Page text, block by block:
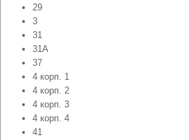
29
3
31
31А
37
4 корп. 1
4 корп. 2
4 корп. 3
4 корп. 4
41